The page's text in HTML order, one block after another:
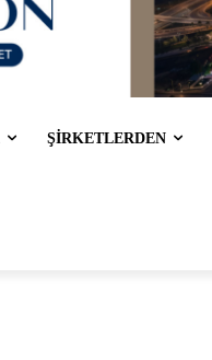
ŞİRKETLERDEN